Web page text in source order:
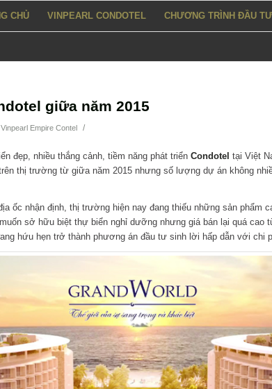
CHỦ VINPEARL CONDOTEL CHƯƠNG TRÌNH ĐẦU TƯ
giữa năm 2015
Vinpearl Empire Contel /
đẹp, nhiều thắng cảnh, tiềm năng phát triển Condotel tại Việt
thị trường từ giữa năm 2015 nhưng số lượng dự án không
ốc nhận định, thị trường hiện nay đang thiếu những sản phẩm
sở hữu biệt thự biển nghỉ dưỡng nhưng giá bán lại quá cao
hứu hẹn trở thành phương án đầu tư sinh lời hấp dẫn với chi